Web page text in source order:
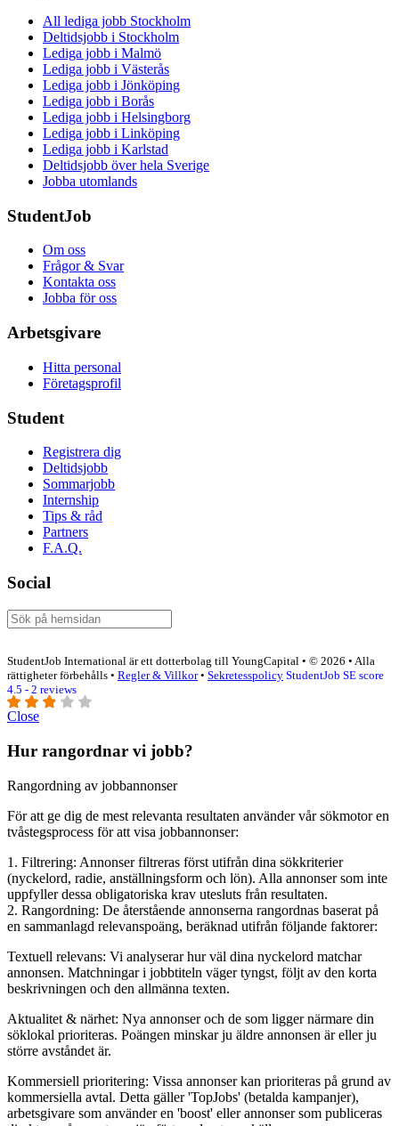
All lediga jobb Stockholm
Deltidsjobb i Stockholm
Lediga jobb i Malmö
Lediga jobb i Västerås
Lediga jobb i Jönköping
Lediga jobb i Borås
Lediga jobb i Helsingborg
Lediga jobb i Linköping
Lediga jobb i Karlstad
Deltidsjobb över hela Sverige
Jobba utomlands
StudentJob
Om oss
Frågor & Svar
Kontakta oss
Jobba för oss
Arbetsgivare
Hitta personal
Företagsprofil
Student
Registrera dig
Deltidsjobb
Sommarjobb
Internship
Tips & råd
Partners
F.A.Q.
Social
StudentJob International är ett dotterbolag till YoungCapital • © 2026 • Alla
rättigheter förbehålls • Regler & Villkor• Sekretesspolicy StudentJob SE score
4.5 - 2 reviews
Close
Hur rangordnar vi jobb?
Rangordning av jobbannonser
För att ge dig de mest relevanta resultaten använder vår sökmotor en
tvåstegsprocess för att visa jobbannonser:
1. Filtrering: Annonser filtreras först utifrån dina sökkriterier
(nyckelord, radie, anställningsform och lön). Alla annonser som inte
uppfyller dessa obligatoriska krav utesluts från resultaten.
2. Rangordning: De återstående annonserna rangordnas baserat på
en sammanlagd relevanspoäng, beräknad utifrån följande faktorer:
Textuell relevans: Vi analyserar hur väl dina nyckelord matchar
annonsen. Matchningar i jobbtiteln väger tyngst, följt av den korta
beskrivningen och den allmänna texten.
Aktualitet & närhet: Nya annonser och de som ligger närmare din
söklokal prioriteras. Poängen minskar ju äldre annonsen är eller ju
större avståndet är.
Kommersiell prioritering: Vissa annonser kan prioriteras på grund av
kommersiella avtal. Detta gäller 'TopJobs' (betalda kampanjer),
arbetsgivare som använder en 'boost' eller annonser som publiceras